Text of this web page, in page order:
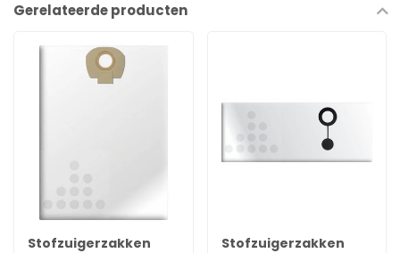
Gerelateerde producten
Stofzuigerzakken
Stofzuigerzakken